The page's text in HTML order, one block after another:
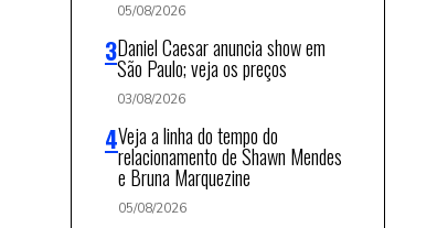
05/08/2026
Daniel Caesar anuncia show em
São Paulo; veja os preços
03/08/2026
Veja a linha do tempo do
relacionamento de Shawn Mendes
e Bruna Marquezine
05/08/2026